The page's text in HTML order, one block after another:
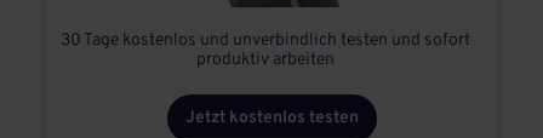
30 Tage kostenlos und unverbindlich testen und sofort
produktiv arbeiten
Jetzt kostenlos testen